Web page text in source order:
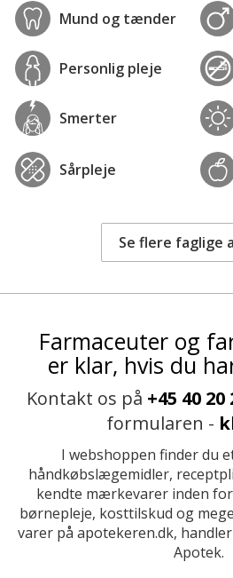
Mund og tænder
Personlig pleje
Smerter
Sårpleje
Se flere faglige
Farmaceuter og
er klar, hvis du
Kontakt os på +45 40 20
formularen -
I webshoppen finder du
håndkøbslægemidler,
kendte mærkevarer inden
børnepleje, kosttilskud og
varer på apotekeren.dk,
Apotek.